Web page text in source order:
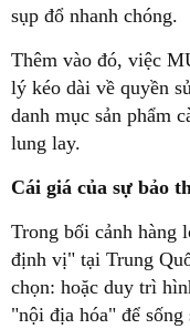
sụp đổ nhanh chóng.
Thêm vào đó, việc
lý kéo dài về quyền
danh mục sản phẩm
lung lay.
Cái giá của sự bảo
Trong bối cảnh hàng
định vị" tại Trung
chọn: hoặc duy trì
"nội địa hóa" để